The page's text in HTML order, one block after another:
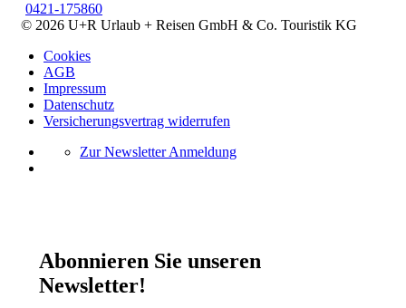
0421-175860
© 2026 U+R Urlaub + Reisen GmbH & Co. Touristik KG
Cookies
AGB
Impressum
Datenschutz
Versicherungsvertrag widerrufen
Zur Newsletter Anmeldung
Abonnieren Sie unseren
Newsletter!